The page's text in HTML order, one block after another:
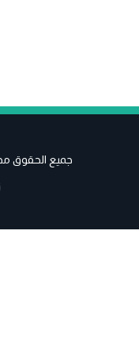
جميع الحقوق